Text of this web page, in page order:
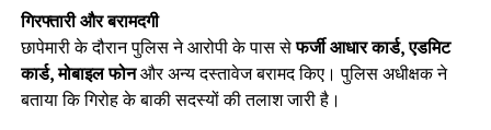
गिरफ्तारी और बरामदगी
छापेमारी के दौरान पुलिस ने आरोपी के पास सेफर्जी आधार कार्ड, एडमिट
कार्ड, मोबाइल फोनऔर अन्य दस्तावेज बरामद किए। पुलिस अधीक्षक ने
बताया कि गिरोह के बाकी सदस्यों की तलाश जारी है।